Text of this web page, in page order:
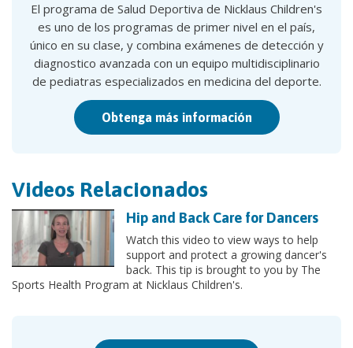
El programa de Salud Deportiva de Nicklaus Children's
es uno de los programas de primer nivel en el país,
único en su clase, y combina exámenes de detección y
diagnostico avanzada con un equipo multidisciplinario
de pediatras especializados en medicina del deporte.
Obtenga más información
Videos Relacionados
Hip and Back Care for Dancers
Watch this video to view ways to help
support and protect a growing dancer's
back. This tip is brought to you by The
Sports Health Program at Nicklaus Children's.